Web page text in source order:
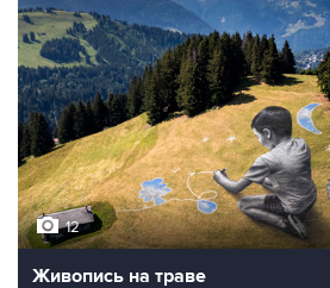
12
Живопись на траве